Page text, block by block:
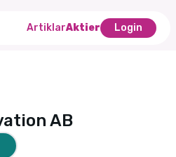
ArtiklarAktier Login
AB